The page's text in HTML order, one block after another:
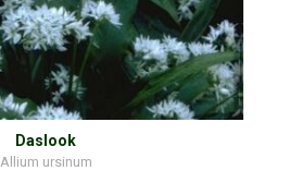
Daslook
Allium ursinum